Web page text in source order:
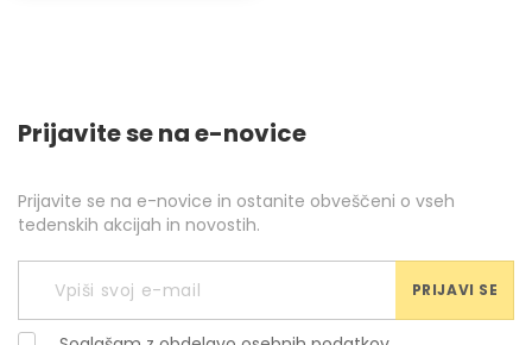
Prijavite se na e-novice
Prijavite se na e-novice in ostanite obveščeni o vseh
tedenskih akcijah in novostih.
PRIJAVI SE